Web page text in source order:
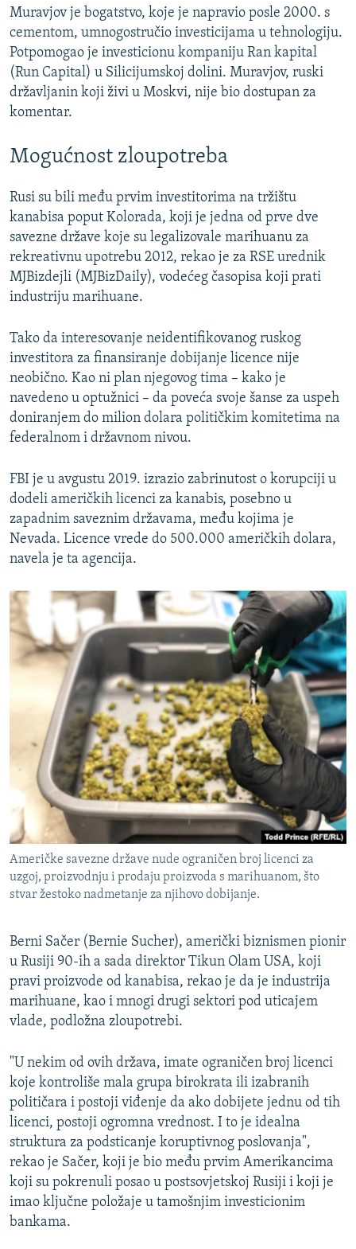
Muravjov je bogatstvo, koje je napravio posle 2000. s
cementom, umnogostručio investicijama u tehnologiju.
Potpomogao je investicionu kompaniju Ran kapital
(Run Capital) u Silicijumskoj dolini. Muravjov, ruski
državljanin koji živi u Moskvi, nije bio dostupan za
komentar.
Mogućnost zloupotreba
Rusi su bili među prvim investitorima na tržištu
kanabisa poput Kolorada, koji je jedna od prve dve
savezne države koje su legalizovale marihuanu za
rekreativnu upotrebu 2012, rekao je za RSE urednik
MJBizdejli (MJBizDaily), vodećeg časopisa koji prati
industriju marihuane.
Tako da interesovanje neidentifikovanog ruskog
investitora za finansiranje dobijanje licence nije
neobično. Kao ni plan njegovog tima – kako je
navedeno u optužnici – da poveća svoje šanse za uspeh
doniranjem do milion dolara političkim komitetima na
federalnom i državnom nivou.
FBI je u avgustu 2019. izrazio zabrinutost o korupciji u
dodeli američkih licenci za kanabis, posebno u
zapadnim saveznim državama, među kojima je
Nevada. Licence vrede do 500.000 američkih dolara,
navela je ta agencija.
Američke savezne države nude ograničen broj licenci za
uzgoj, proizvodnju i prodaju proizvoda s marihuanom, što
stvar žestoko nadmetanje za njihovo dobijanje.
Berni Sačer (Bernie Sucher), američki biznismen pionir
u Rusiji 90-ih a sada direktor Tikun Olam USA, koji
pravi proizvode od kanabisa, rekao je da je industrija
marihuane, kao i mnogi drugi sektori pod uticajem
vlade, podložna zloupotrebi.
"U nekim od ovih država, imate ograničen broj licenci
koje kontroliše mala grupa birokrata ili izabranih
političara i postoji viđenje da ako dobijete jednu od tih
licenci, postoji ogromna vrednost. I to je idealna
struktura za podsticanje koruptivnog poslovanja",
rekao je Sačer, koji je bio među prvim Amerikancima
koji su pokrenuli posao u postsovjetskoj Rusiji i koji je
imao ključne položaje u tamošnjim investicionim
bankama.